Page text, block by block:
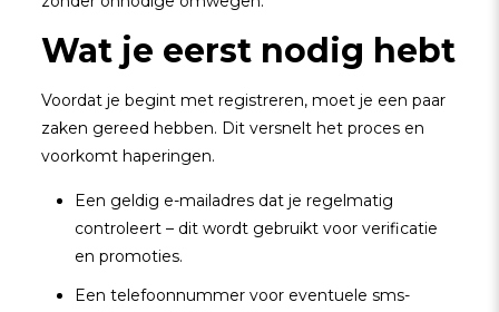
Wat je eerst nodig hebt
Voordat je begint met registreren, moet je een paar
zaken gereed hebben. Dit versnelt het proces en
voorkomt haperingen.
Een geldig e-mailadres dat je regelmatig
controleert – dit wordt gebruikt voor verificatie
en promoties.
Een telefoonnummer voor eventuele sms-